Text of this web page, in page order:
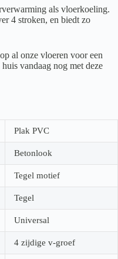
als vloerkoeling.
4 stroken, en biedt zo
al onze vloeren voor een
vandaag nog met deze
Plak PVC
Betonlook
Tegel motief
Tegel
Universal
4 zijdige v-groef